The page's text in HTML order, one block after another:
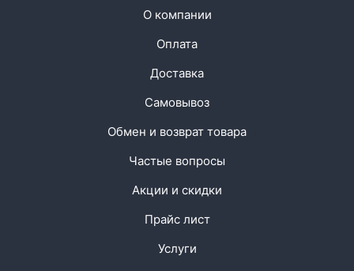
О компании
Оплата
Доставка
Самовывоз
Обмен и возврат товара
Частые вопросы
Акции и скидки
Прайс лист
Услуги